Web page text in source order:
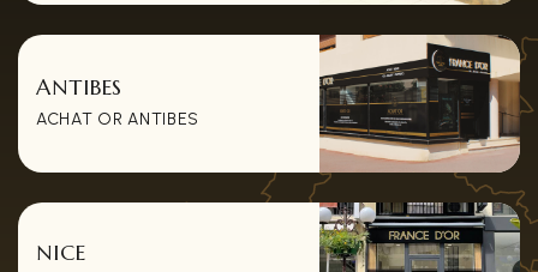
ANTIBES
ACHAT OR ANTIBES
NICE